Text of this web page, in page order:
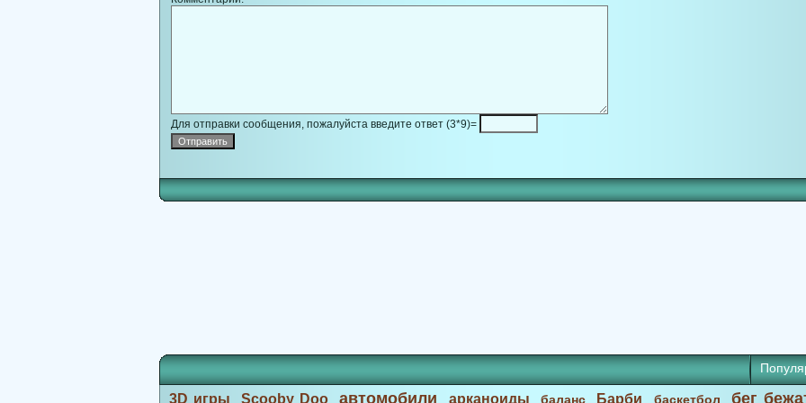
Для отправки сообщения, пожалуйста введите ответ (3*9)=
3D игры ,Scooby Doo,автомобили арканоиды баланс, Барби баскетбол бег